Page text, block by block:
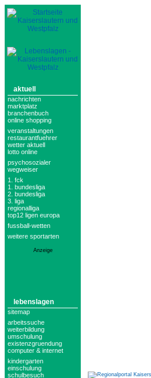
aktuell
nachrichten
marktplatz
branchenbuch
online shopping
veranstaltungen
restaurantfuehrer
wetter aktuell
lotto online
psychosozialer
wegweiser
1. fck
1. bundesliga
2. bundesliga
3. liga
regionalliga
top12 ligen europa
fussball-wetten
weitere sportarten
Anzeige
lebenslagen
sitemap
arbeitssuche
weiterbildung
umschulung
existenzgruendung
computer & internet
kindergarten
einschulung
schulbesuch